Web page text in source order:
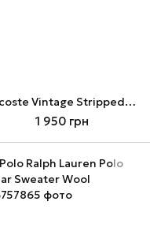
Lacoste Vintage Stripped Rugby
1 950 грн